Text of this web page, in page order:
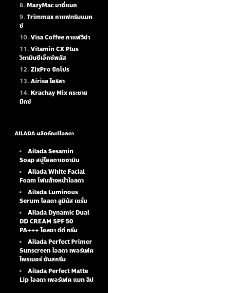
MazyMac มาซี่แมค
Trimmax กาแฟทริมแมก
ซ์
Visa Coffee กาแฟวีซ่า
Vitamin CX Plus
วิตามินซีเอ็กซ์พลัส
ZixPro ซิกโปร
Airisa ไอริสา
Krachay Mix กระชาย
มิกซ์
AILADA ผลิตภัณฑ์ไอลดา
Ailada Sesamin
Soapสบู่ไอลดาเซซามิน
Ailada White Facial
Foamโฟมล้างหน้าไอลดา
Ailada Luminous
Serumไอลดา ลูมินัส เซรั่ม
Ailada Dynamic Dual
DD CREAM SPF 50
PA+++ ไอลดา ดีดี ครีม
Ailada Perfect Primer
Sunscreen ไอลดา เพอร์เฟค
ไพรเมอร์ ซันสกรีน
Ailada Perfect Matte
Lip ไอลดา เพอร์เฟค แมท ลิป